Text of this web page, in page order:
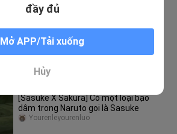
[Ming Ying] Nếu biết cái giá của chiến
thắng là mất đi em, thì anh thà thua
[Sasuke X Sakura] Có một loại bạo
dâm trong Naruto gọi là Sasuke
Yourenleyourenluo
đầy đủ
Mở APP/Tải xuống
Hủy